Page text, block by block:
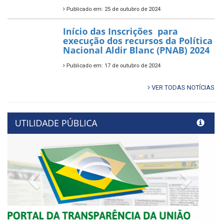
Publicado em: 25 de outubro de 2024
Início das Inscrições para
execução dos recursos da Política
Nacional Aldir Blanc (PNAB) 2024
Publicado em: 17 de outubro de 2024
VER TODAS NOTÍCIAS
UTILIDADE PÚBLICA
Previous